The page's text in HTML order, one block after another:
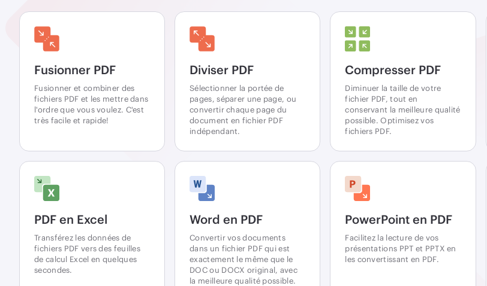
Fusionner PDF
Fusionner et combiner des
fichiers PDF et les mettre dans
l'ordre que vous voulez. C'est
très facile et rapide!
Diviser PDF
Sélectionner la portée de
pages, séparer une page, ou
convertir chaque page du
document en fichier PDF
indépendant.
Compresser PDF
Diminuer la taille de votre
fichier PDF, tout en
conservant la meilleure qualité
possible. Optimisez vos
fichiers PDF.
PDF en Excel
Transférez les données de
fichiers PDF vers des feuilles
de calcul Excel en quelques
secondes.
Word en PDF
Convertir vos documents
dans un fichier PDF qui est
exactement le même que le
DOC ou DOCX original, avec
la meilleure qualité possible.
PowerPoint en PDF
Facilitez la lecture de vos
présentations PPT et PPTX en
les convertissant en PDF.